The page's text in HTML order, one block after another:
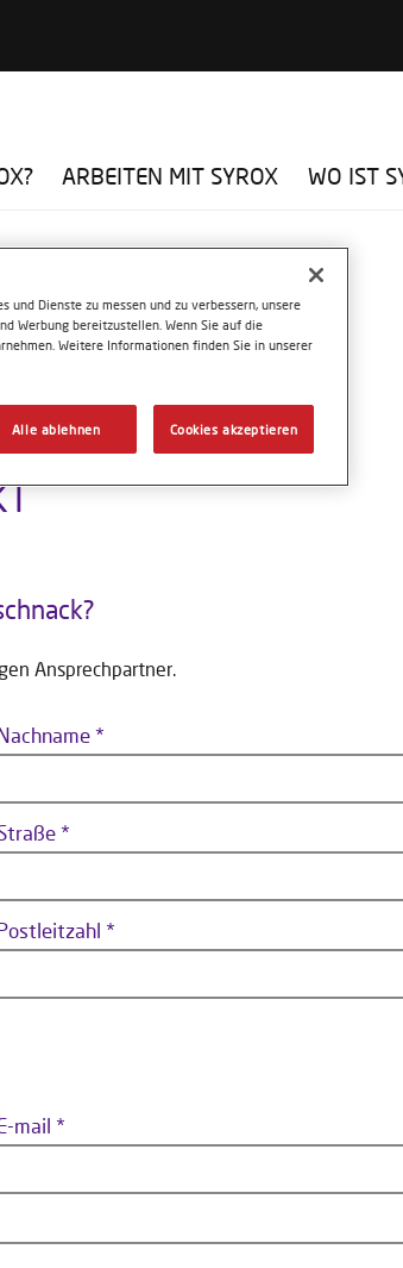
ARBEITEN MIT SYROX WO IST
Ansprechpartner.
mail
und Dienste zu messen und zu verbessern, unsere
Werbung bereitzustellen. Wenn Sie auf die
Weitere Informationen finden Sie in unserer
Alle ablehnen Cookies akzeptieren